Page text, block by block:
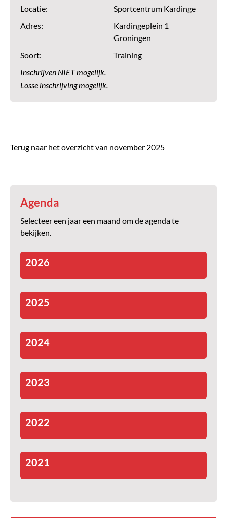
Locatie:
Sportcentrum Kardinge
Adres:
Kardingeplein 1
Groningen
Soort:
Training
Inschrijven NIET mogelijk.
Losse inschrijving mogelijk.
Terug naar het overzicht van november 2025
Agenda
Selecteer een jaar een maand om de agenda te
bekijken.
2026
2025
2024
2023
2022
2021